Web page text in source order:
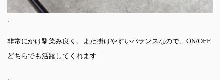
非常にかけ馴染み良く、また掛けやすいバランスなので、ON/OFF
どちらでも活躍してくれます